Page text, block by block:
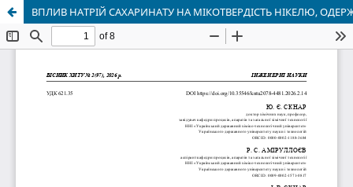
ВПЛИВ НАТРІЙ САХАРИНАТУ НА МІКОТВЕРДІСТЬ НІКЕЛЮ,